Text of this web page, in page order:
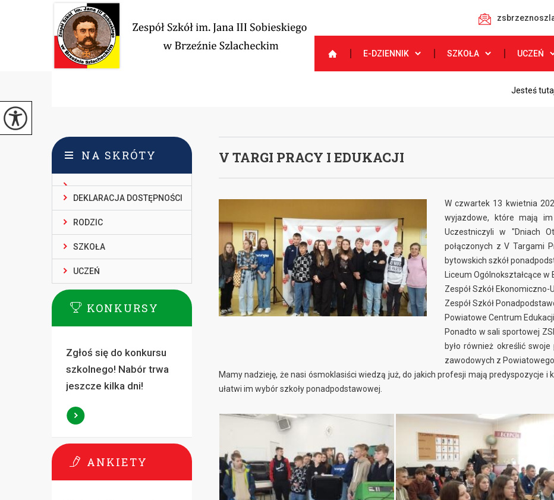
E-DZIENNIK SZKOŁA UCZEŃ
Jesteś
V TARGI PRACY I EDUKACJI
W czwartek 13 kwietnia
wyjazdowe, które mają
Uczestniczyli w "Dniach
połączonych z V Targami
bytowskich szkół
Liceum Ogólnokształcące w
Zespół Szkół Ekonomiczno-
Zespół Szkół
Powiatowe Centrum
Ponadto w sali sportowej
było również określić
zawodowych z Powiatowego
Mamy nadzieję, że nasi ósmoklasiści wiedzą już, do jakich profesji mają predyspozycje
ułatwi im wybór szkoły ponadpodstawowej.
NA SKRÓTY
DEKLARACJA DOSTĘPNOŚCI
RODZIC
SZKOŁA
UCZEŃ
KONKURSY
Zgłoś się do konkursu
szkolnego! Nabór trwa
jeszcze kilka dni!
ANKIETY